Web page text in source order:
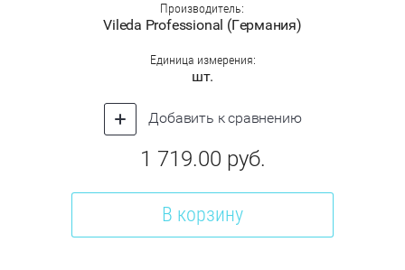
Производитель:
Vileda Professional (Германия)
Единица измерения:
шт.
Добавить к сравнению
1 719.00 руб.
В корзину